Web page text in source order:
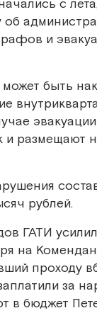
с
об
и
быть
и размещают
рублей.
ГАТИ
на
проходу
за
в бюджет